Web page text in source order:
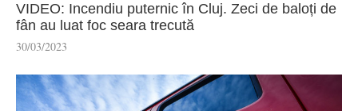
VIDEO: Incendiu puternic în Cluj. Zeci de baloți de
fân au luat foc seara trecută
30/03/2023